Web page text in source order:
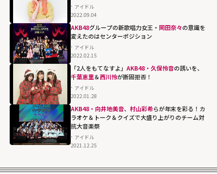
アイドル
2022.09.04
AKB48グループの新歌唱力女王・ 岡田奈々の意識を
変えたのはセンターポジション
アイドル
2022.02.15
「2人をもてなすよ」 AKB48・久保怜音の誘いを、
千葉恵里＆西川怜が断固拒否！
アイドル
2022.01.28
AKB48・向井地美音、 村山彩希らが年末を彩る！カ
ラオケ＆トーク＆クイズで大盛り上がりのチーム対
抗大音楽祭
アイドル
2021.12.25